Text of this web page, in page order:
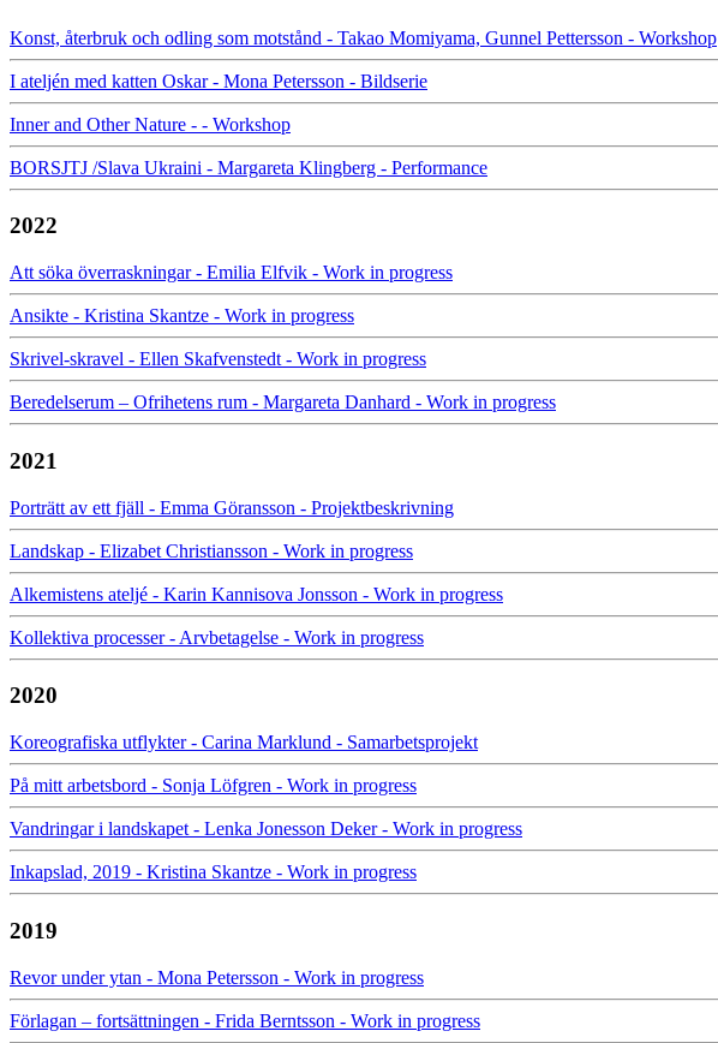
Konst, återbruk och odling som motstånd - Takao Momiyama, Gunnel Pettersson - Workshop
I ateljén med katten Oskar - Mona Petersson - Bildserie
Inner and Other Nature - - Workshop
BORSJTJ /Slava Ukraini - Margareta Klingberg - Performance
2022
Att söka överraskningar - Emilia Elfvik - Work in progress
Ansikte - Kristina Skantze - Work in progress
Skrivel-skravel - Ellen Skafvenstedt - Work in progress
Beredelserum – Ofrihetens rum - Margareta Danhard - Work in progress
2021
Porträtt av ett fjäll - Emma Göransson - Projektbeskrivning
Landskap - Elizabet Christiansson - Work in progress
Alkemistens ateljé - Karin Kannisova Jonsson - Work in progress
Kollektiva processer - Arvbetagelse - Work in progress
2020
Koreografiska utflykter - Carina Marklund - Samarbetsprojekt
På mitt arbetsbord - Sonja Löfgren - Work in progress
Vandringar i landskapet - Lenka Jonesson Deker - Work in progress
Inkapslad, 2019 - Kristina Skantze - Work in progress
2019
Revor under ytan - Mona Petersson - Work in progress
Förlagan – fortsättningen - Frida Berntsson - Work in progress